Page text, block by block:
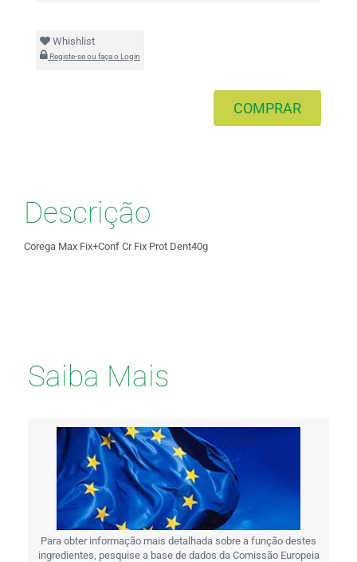
Whishlist
Registe-se ou faça o Login
COMPRAR
Descrição
Corega Max Fix+Conf Cr Fix Prot Dent40g
Saiba Mais
Para obter informação mais detalhada sobre a função destes
ingredientes, pesquise a base de dados da Comissão Europeia